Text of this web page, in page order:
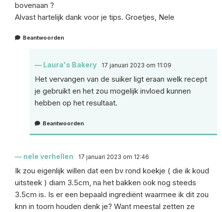
bovenaan ?
Alvast hartelijk dank voor je tips. Groetjes, Nele
Beantwoorden
Laura's Bakery 17 januari 2023 om 11:09
Het vervangen van de suiker ligt eraan welk recept
je gebruikt en het zou mogelijk invloed kunnen
hebben op het resultaat.
Beantwoorden
nele verhellen 17 januari 2023 om 12:46
Ik zou eigenlijk willen dat een bv rond koekje ( die ik koud
uitsteek ) diam 3.5cm, na het bakken ook nog steeds
3.5cm is. Is er een bepaald ingrediënt waarmee ik dit zou
knn in toom houden denk je? Want meestal zetten ze